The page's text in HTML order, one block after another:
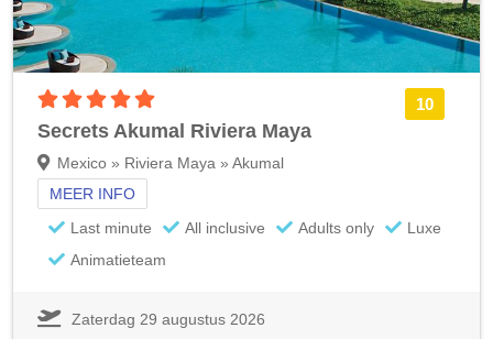
10
Secrets Akumal Riviera Maya
Mexico » Riviera Maya » Akumal
MEER INFO
Last minute
All inclusive Adults only
Luxe
Animatieteam
Zaterdag 29 augustus 2026